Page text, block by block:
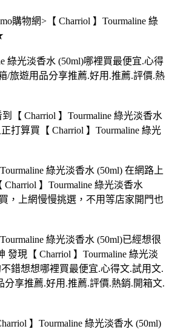
購物網>【 Charriol 】Tourmaline 綠
綠光淡香水 (50ml)哪裡買最便宜.心得
/旅遊用品分享推薦.好用.推薦.評價.熱
【 Charriol 】Tourmaline 綠光淡香水
打算買【 Charriol 】Tourmaline 綠光
綠光淡香水 (50ml) 在網路上
】Tourmaline 綠光淡香水
，上網慢慢挑選，不用等店家開門也
綠光淡香水 (50ml)已經想很
發現【 Charriol 】Tourmaline 綠光淡
錯想想哪裡買最便宜.心得文.試用文.
分享推薦.好用.推薦.評價.熱銷.開箱文.
】Tourmaline 綠光淡香水 (50ml)